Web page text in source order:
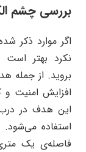
بررسی چشم
اگر موارد ذکر
نکرد بهتر است
بروید. از جمله
افزایش امنیت
این هدف در
استفاده
فاصله‌ی یک